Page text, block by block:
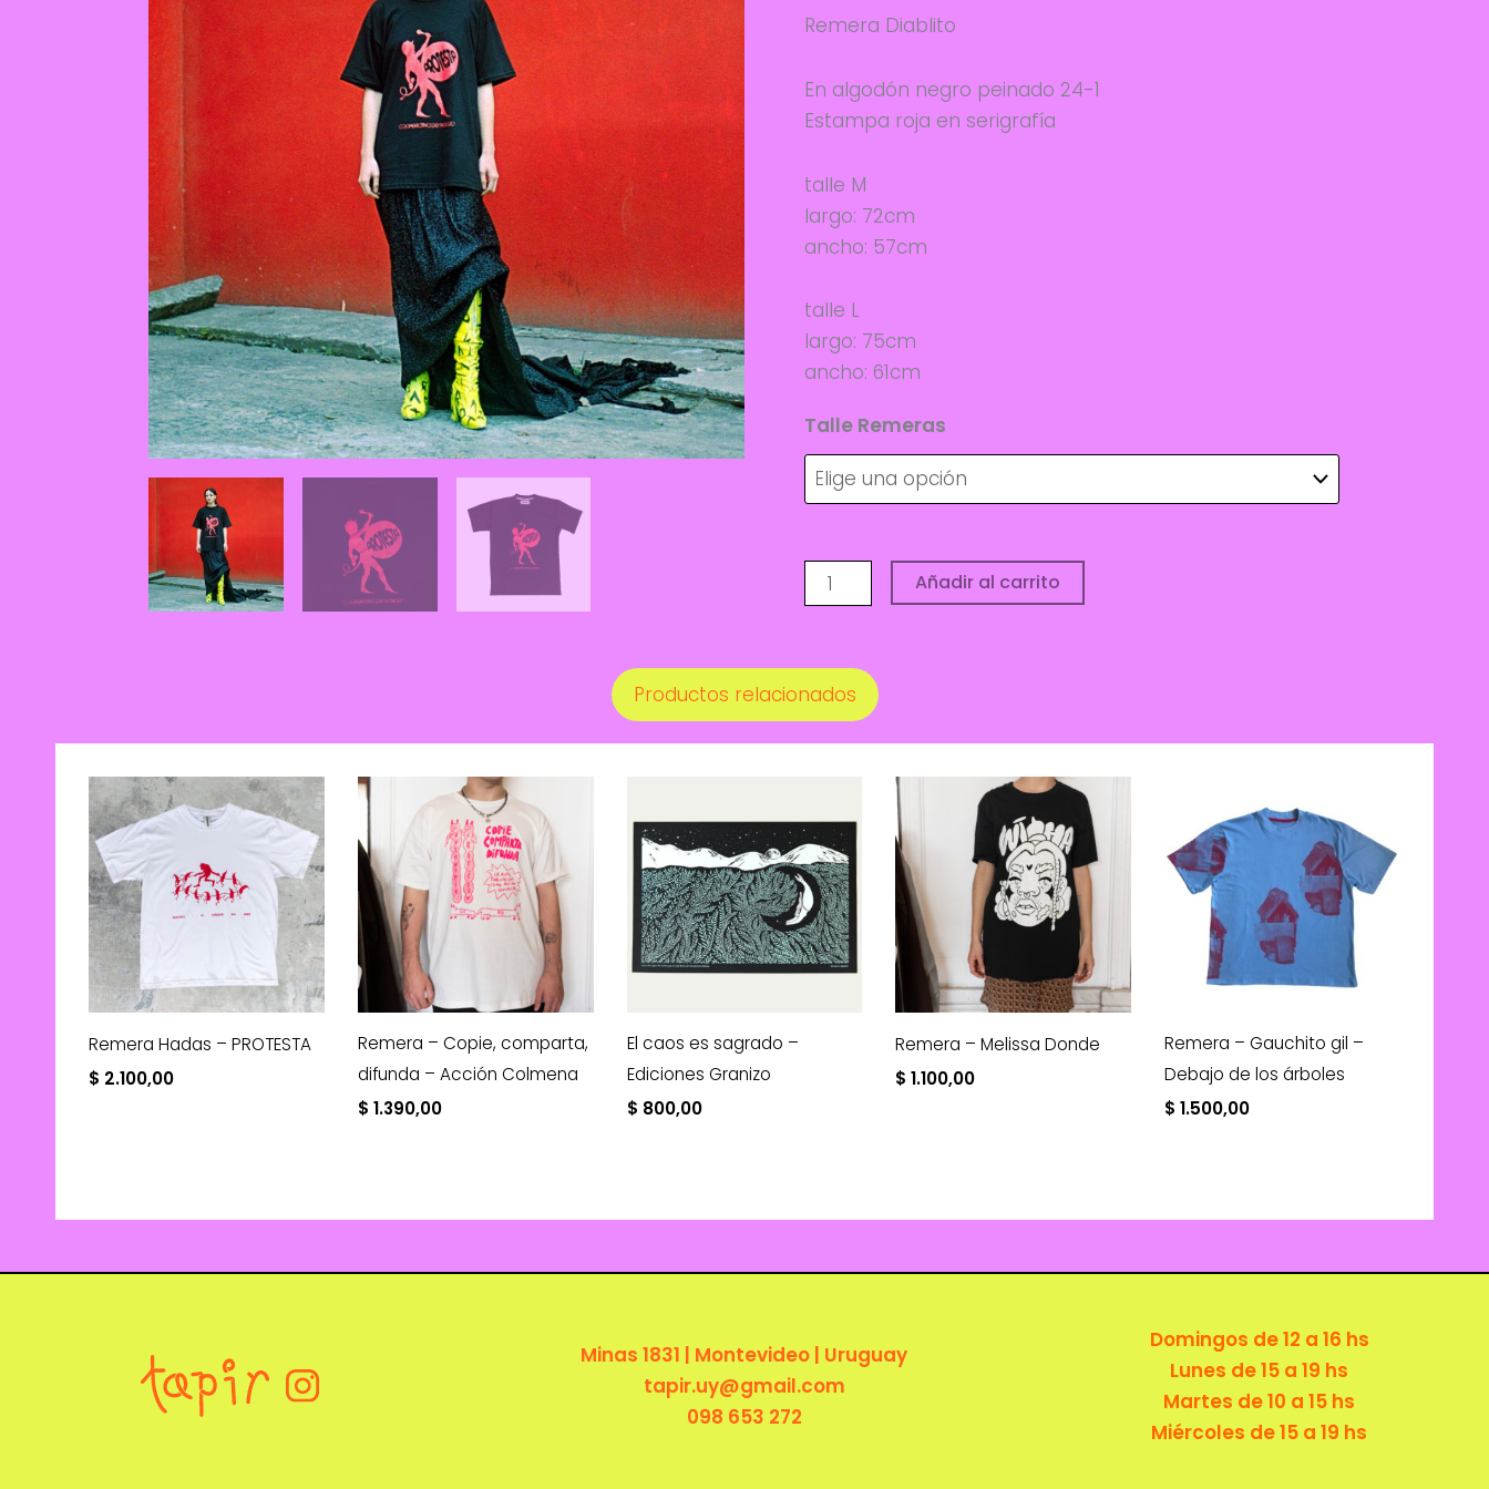
Remera Diablito
En algodón negro peinado 24-1
Estampa roja en serigrafía
talle M
largo: 72cm
ancho: 57cm
talle L
largo: 75cm
ancho: 61cm
Talle Remeras
Remera
Diablito
PROTESTA
cantidad
Añadir al carrito
Productos relacionados
Remera Hadas – PROTESTA
$ 2.100,00
Remera – Copie, comparta,
difunda – Acción Colmena
$ 1.390,00
El caos es sagrado –
Ediciones Granizo
$ 800,00
Remera – Melissa Donde
$ 1.100,00
Remera – Gauchito gil –
Debajo de los árboles
$ 1.500,00
Minas 1831 | Montevideo | Uruguay
tapir.uy@gmail.com
098 653 272
Domingos de 12 a 16 hs
Lunes de 15 a 19 hs
Martes de 10 a 15 hs
Miércoles de 15 a 19 hs